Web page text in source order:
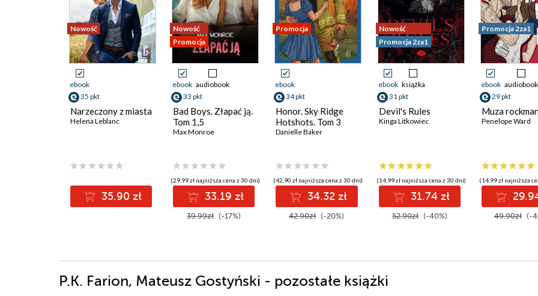
Nowość
ebook
35 pkt
Narzeczony z miasta
Helena Leblanc
35.90 zł
Nowość
Promocja
ebook audiobook
33 pkt
Bad Boys. Złapać ją.
Tom 1,5
Max Monroe
(29,99 zł najniższa cena z 30 dni)
33.19 zł
39.99zł (-17%)
Promocja
ebook
34 pkt
Honor. Sky Ridge
Hotshots. Tom 3
Danielle Baker
(42,90 zł najniższa cena z 30 dni)
34.32 zł
42.90zł (-20%)
Nowość
Promocja 2za1
ebook książka
31 pkt
Devil's Rules
Kinga Litkowiec
(14,99 zł najniższa cena z 30 dni)
31.74 zł
52.90zł (-40%)
Promocja 2za1
ebook audiobook
29 pkt
Muza
Penelope Ward
(14,99 zł najniższa
49.90zł (-
P.K. Farion, Mateusz Gostyński - pozostałe książki